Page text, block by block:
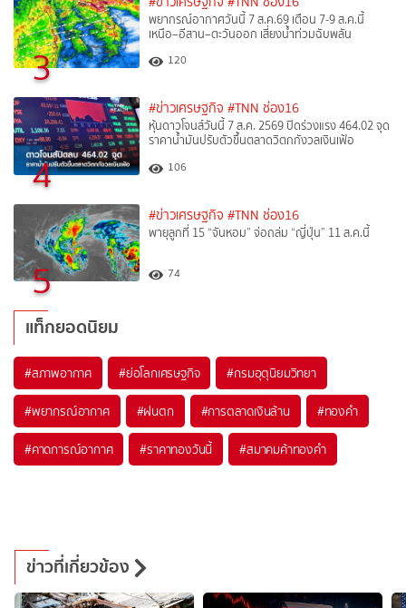
3
พยากรณ์อากาศวันนี้ 7 ส.ค.69 เตือน 7-9 ส.ค.นี้
เหนือ–อีสาน–ตะวันออก เสี่ยงน้ำท่วมฉับพลัน
120
4
#ข่าวเศรษฐกิจ #TNN ช่อง16
หุ้นดาวโจนส์วันนี้ 7 ส.ค. 2569 ปิดร่วงแรง 464.02 จุด
ราคาน้ำมันปรับตัวขึ้นตลาดวิตกกังวลเงินเฟ้อ
106
5
#ข่าวเศรษฐกิจ #TNN ช่อง16
พายุลูกที่ 15 “จันหอม” จ่อถล่ม “ญี่ปุ่น” 11 ส.ค.นี้
74
แท็กยอดนิยม
#สภาพอากาศ #ย่อโลกเศรษฐกิจ #กรมอุตุนิยมวิทยา
#พยากรณ์อากาศ #ฝนตก #การตลาดเงินล้าน #ทองคำ
#คาดการณ์อากาศ #ราคาทองวันนี้ #สมาคมค้าทองคำ
ข่าวที่เกี่ยวข้อง